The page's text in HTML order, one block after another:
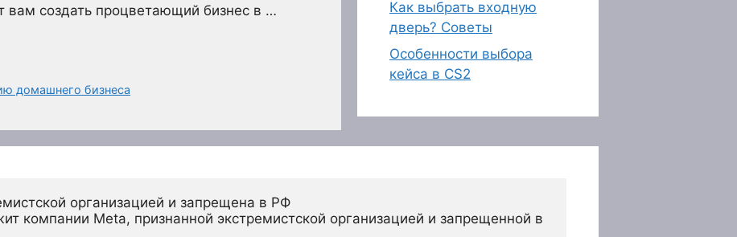
вам создать процветающий бизнес в …
домашнего бизнеса
Как выбрать входную
дверь? Советы
Особенности выбора
кейса в CS2
организацией и запрещена в РФ
компании Meta, признанной экстремистской организацией и запрещенной в